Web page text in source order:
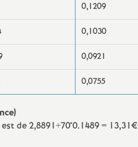
0,1209
0,1030
0,0921
0,0755
de 2,8891+70*0.1489 = 13,31€